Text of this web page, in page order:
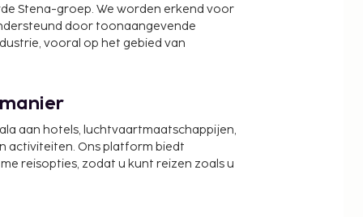
Stena-groep. We worden erkend voor
door toonaangevende
vooral op het gebied van
aan hotels, luchtvaartmaatschappijen,
activiteiten. Ons platform biedt
reisopties, zodat u kunt reizen zoals u